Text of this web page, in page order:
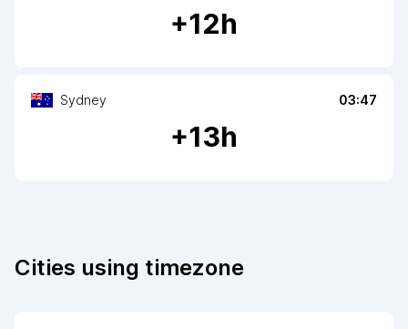
+12h
Sydney 03:47
+13h
Cities using timezone